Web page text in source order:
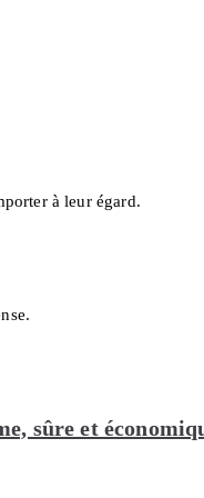
à leur égard.
sûre et